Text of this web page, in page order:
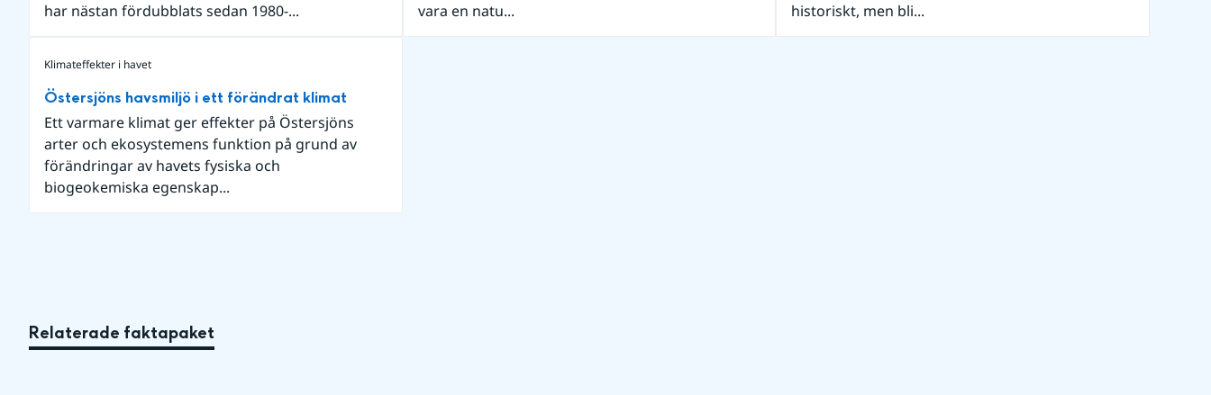
har nästan fördubblats sedan 1980-...
vara en natu...
historiskt, men bli...
Klimateffekter i havet
Östersjöns havsmiljö i ett förändrat klimat
Ett varmare klimat ger effekter på Östersjöns
arter och ekosystemens funktion på grund av
förändringar av havets fysiska och
biogeokemiska egenskap...
Relaterade faktapaket